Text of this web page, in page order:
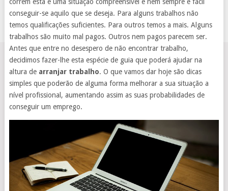
conseguir-se aquilo que se deseja. Para alguns trabalhos não
temos qualificações suficientes. Para outros temos a mais. Alguns
trabalhos são muito mal pagos. Outros nem pagos parecem ser.
Antes que entre no desespero de não encontrar trabalho,
decidimos fazer-lhe esta espécie de guia que poderá ajudar na
altura de arranjar trabalho. O que vamos dar hoje são dicas
simples que poderão de alguma forma melhorar a sua situação a
nível profissional, aumentando assim as suas probabilidades de
conseguir um emprego.